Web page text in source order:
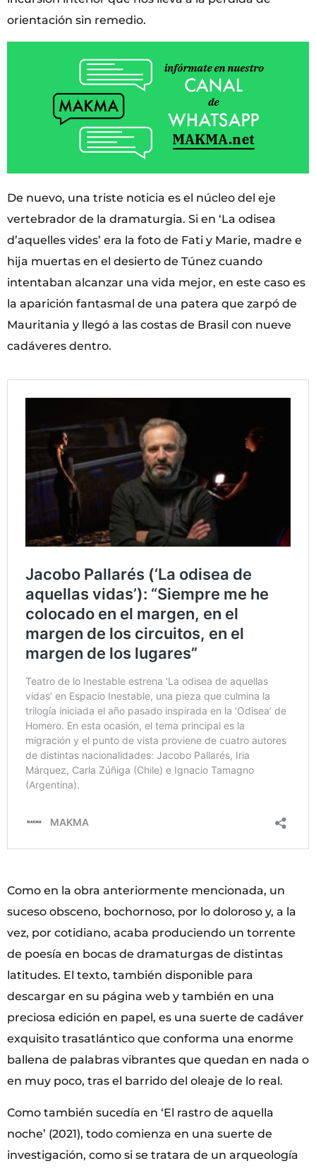
orientación sin remedio.
De nuevo, una triste noticia es el núcleo del eje
vertebrador de la dramaturgia. Si en ‘La odisea
d’aquelles vides’ era la foto de Fati y Marie, madre e
hija muertas en el desierto de Túnez cuando
intentaban alcanzar una vida mejor, en este caso es
la aparición fantasmal de una patera que zarpó de
Mauritania y llegó a las costas de Brasil con nueve
cadáveres dentro.
Como en la obra anteriormente mencionada, un
suceso obsceno, bochornoso, por lo doloroso y, a la
vez, por cotidiano, acaba produciendo un torrente
de poesía en bocas de dramaturgas de distintas
latitudes. El texto, también disponible para
descargar en su página web y también en una
preciosa edición en papel, es una suerte de cadáver
exquisito trasatlántico que conforma una enorme
ballena de palabras vibrantes que quedan en nada o
en muy poco, tras el barrido del oleaje de lo real.
Como también sucedía en ‘El rastro de aquella
noche’ (2021), todo comienza en una suerte de
investigación, como si se tratara de un arqueología